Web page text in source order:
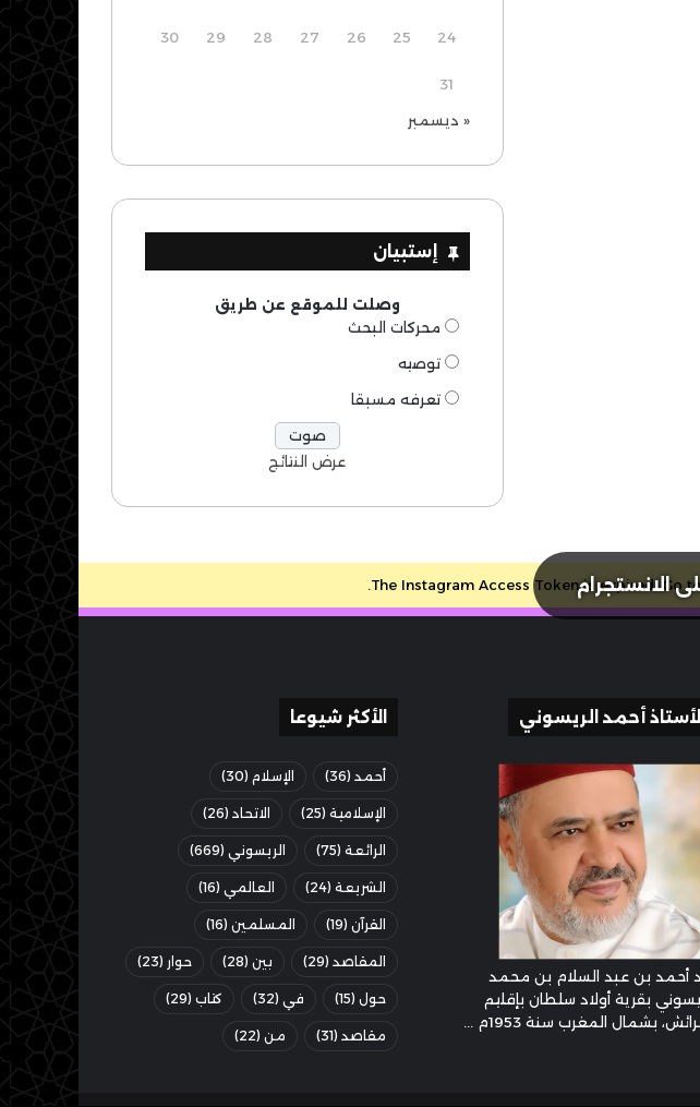
24
25
26
27
28
29
30
31
« ديسمبر
إستبيان
وصلت للموقع عن طريق
محركات البحث
توصيه
تعرفه مسبقا
عرض النتائج
الانستجرام
The Instagram Access Token is expired, Go
الأستاذ أحمد الريسوني
أحمد بن عبد السلام بن محمد
بقرية أولاد سلطان بإقليم
بشمال المغرب سنة 1953م ...
الأكثر شيوعا
أحمد (36) الإسلام (30)
الإسلامية (25) الاتحاد (26)
الرائعة (75) الريسوني (669)
الشريعة (24) العالمي (16)
القرآن (19) المسلمين (16)
المقاصد (29) بين (28) حوار (23)
حول (15) في (32) كتاب (29)
مقاصد (31) من (22)